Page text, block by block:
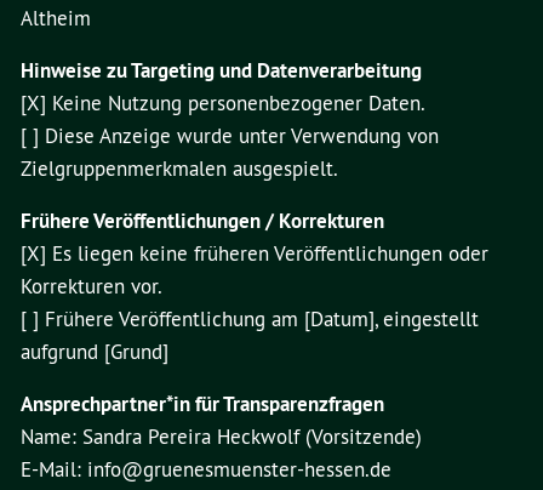
Altheim
Hinweise zu Targeting und Datenverarbeitung
[X] Keine Nutzung personenbezogener Daten.
[ ] Diese Anzeige wurde unter Verwendung von
Zielgruppenmerkmalen ausgespielt.
Frühere Veröffentlichungen / Korrekturen
[X] Es liegen keine früheren Veröffentlichungen oder
Korrekturen vor.
[ ] Frühere Veröffentlichung am [Datum], eingestellt
aufgrund [Grund]
Ansprechpartner*in für Transparenzfragen
Name: Sandra Pereira Heckwolf (Vorsitzende)
E-Mail: info@gruenesmuenster-hessen.de